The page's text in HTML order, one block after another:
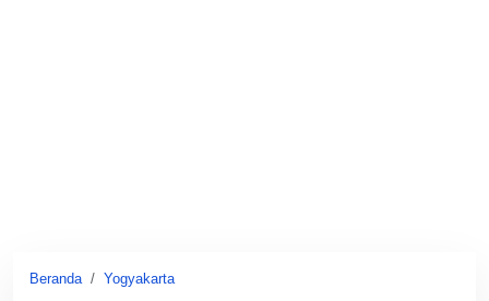
Beranda Yogyakarta